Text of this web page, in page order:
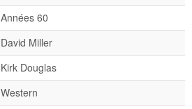
Années 60
David Miller
Kirk Douglas
Western